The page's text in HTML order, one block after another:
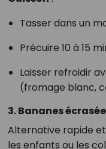
Tasser dans un
Précuire 10 à 15
Laisser refroidir
(fromage blanc,
3. Bananes
Alternative rapide
les enfants ou les